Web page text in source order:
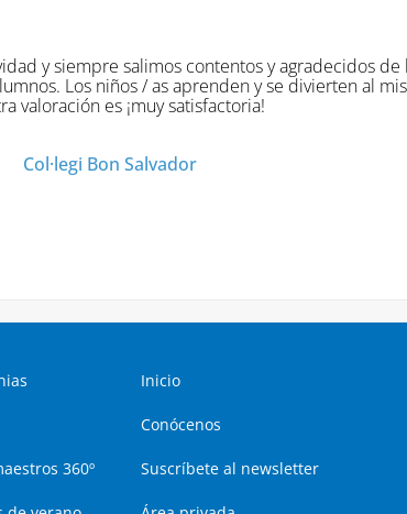
salimos contentos y agradecidos de la
Los niños / as aprenden y se divierten al mismo
es ¡muy satisfactoria!
Bon Salvador
Inicio
Conócenos
360º Suscríbete al newsletter